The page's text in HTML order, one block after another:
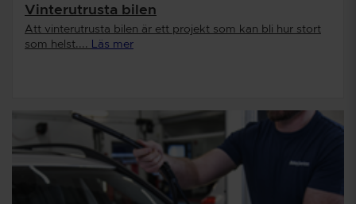
Vinterutrusta bilen
Att vinterutrusta bilen är ett projekt som kan bli hur stort
som helst.... Läs mer